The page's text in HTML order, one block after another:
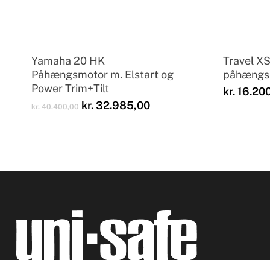
Yamaha 20 HK
Påhængsmotor m. Elstart og
Power Trim+Tilt
kr.40.400,00 Den
kr.32.985,00Den
Travel
kr.